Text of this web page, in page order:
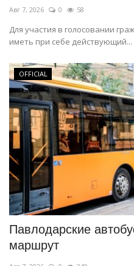
Авг 7, 2026 0 58
Для участия в голосовании
иметь при себе действующий...
OFFICIAL
Павлодарские
маршрут